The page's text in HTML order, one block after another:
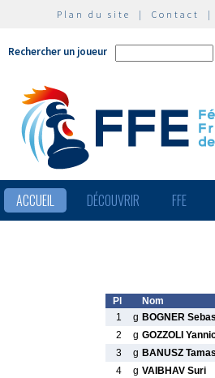
Plan du site | Contact |
Rechercher un joueur
ACCUEIL DÉCOUVRIR FFE
Pl Nom
1
g BOGNER
2
g GOZZOLI
3
g BANUSZ Tamas
4
g VAIBHAV Suri